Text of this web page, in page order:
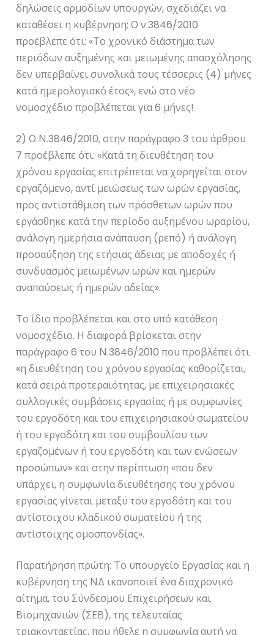
δηλώσεις αρμοδίων υπουργών, σχεδιάζει να
καταθέσει η κυβέρνηση; Ο ν.3846/2010
προέβλεπε ότι: «Το χρονικό διάστημα των
περιόδων αυξημένης και μειωμένης απασχόλησης
δεν υπερβαίνει συνολικά τους τέσσερις (4) μήνες
κατά ημερολογιακό έτος», ενώ στο νέο
νομοσχέδιο προβλέπεται για 6 μήνες!
2) Ο Ν.3846/2010, στην παράγραφο 3 του άρθρου
7 προέβλεπε ότι: «Κατά τη διευθέτηση του
χρόνου εργασίας επιτρέπεται να χορηγείται στον
εργαζόμενο, αντί μειώσεως των ωρών εργασίας,
προς αντιστάθμιση των πρόσθετων ωρών που
εργάσθηκε κατά την περίοδο αυξημένου ωραρίου,
ανάλογη ημερήσια ανάπαυση (ρεπό) ή ανάλογη
προσαύξηση της ετήσιας άδειας με αποδοχές ή
συνδυασμός μειωμένων ωρών και ημερών
αναπαύσεως ή ημερών αδείας».
Το ίδιο προβλέπεται και στο υπό κατάθεση
νομοσχέδιο. Η διαφορά βρίσκεται στην
παράγραφο 6 του Ν.3846/2010 που προβλέπει ότι
«η διευθέτηση του χρόνου εργασίας καθορίζεται,
κατά σειρά προτεραιότητας, με επιχειρησιακές
συλλογικές συμβάσεις εργασίας ή με συμφωνίες
του εργοδότη και του επιχειρησιακού σωματείου
ή του εργοδότη και του συμβουλίου των
εργαζομένων ή του εργοδότη και των ενώσεων
προσώπων» και στην περίπτωση «που δεν
υπάρχει, η συμφωνία διευθέτησης του χρόνου
εργασίας γίνεται μεταξύ του εργοδότη και του
αντίστοιχου κλαδικού σωματείου ή της
αντίστοιχης ομοσπονδίας».
Παρατήρηση πρώτη: Το υπουργείο Εργασίας και η
κυβέρνηση της ΝΔ ικανοποιεί ένα διαχρονικό
αίτημα, του Σύνδεσμου Επιχειρήσεων και
Βιομηχανιών (ΣΕΒ), της τελευταίας
τριακονταετίας, που ήθελε η συμφωνία αυτή να